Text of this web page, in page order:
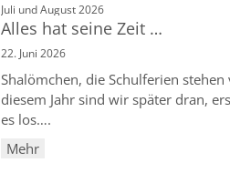
Juli und August 2026:
Alles hat seine Zeit …
22. Juni 2026
Shalömchen, die Schulferien
diesem Jahr sind wir später dran,
es los….
Mehr